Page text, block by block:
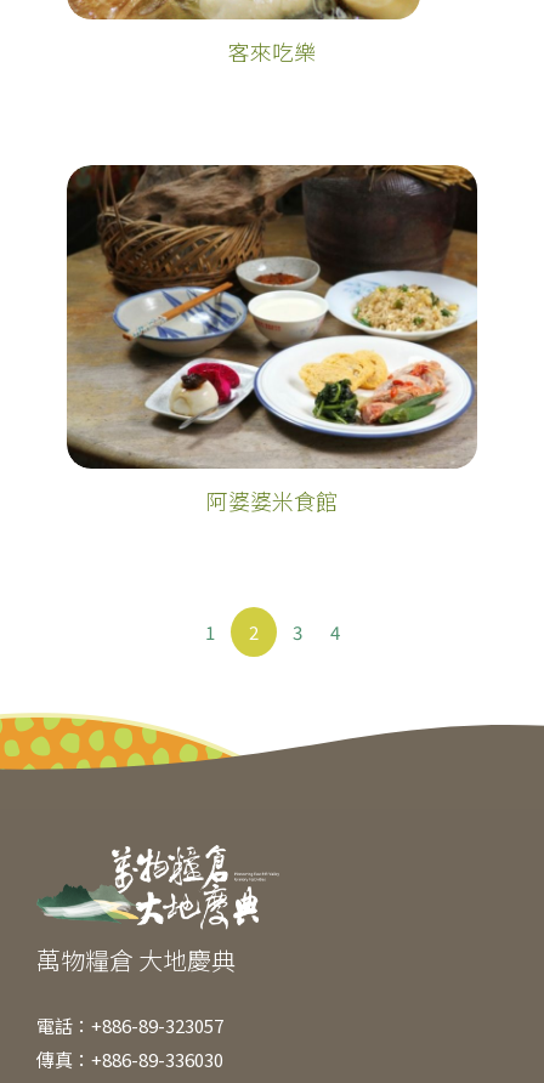
客來吃樂
阿婆婆米食館
1 2 3 4
萬物糧倉 大地慶典
電話：+886-89-323057
傳真：+886-89-336030